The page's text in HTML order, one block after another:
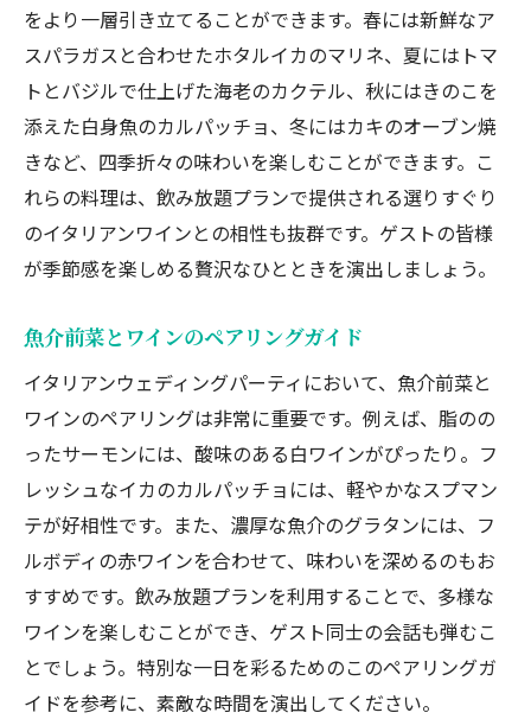
をより一層引き立てることができます。春には新鮮なア
スパラガスと合わせたホタルイカのマリネ、夏にはトマ
トとバジルで仕上げた海老のカクテル、秋にはきのこを
添えた白身魚のカルパッチョ、冬にはカキのオーブン焼
きなど、四季折々の味わいを楽しむことができます。こ
れらの料理は、飲み放題プランで提供される選りすぐり
のイタリアンワインとの相性も抜群です。ゲストの皆様
が季節感を楽しめる贅沢なひとときを演出しましょう。
魚介前菜とワインのペアリングガイド
イタリアンウェディングパーティにおいて、魚介前菜と
ワインのペアリングは非常に重要です。例えば、脂のの
ったサーモンには、酸味のある白ワインがぴったり。フ
レッシュなイカのカルパッチョには、軽やかなスプマン
テが好相性です。また、濃厚な魚介のグラタンには、フ
ルボディの赤ワインを合わせて、味わいを深めるのもお
すすめです。飲み放題プランを利用することで、多様な
ワインを楽しむことができ、ゲスト同士の会話も弾むこ
とでしょう。特別な一日を彩るためのこのペアリングガ
イドを参考に、素敵な時間を演出してください。